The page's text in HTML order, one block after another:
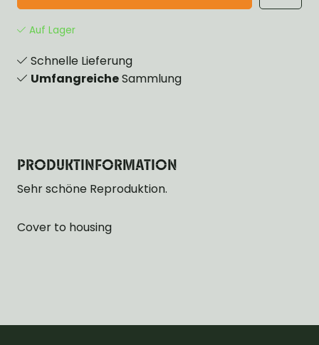
Auf Lager
Schnelle Lieferung
UmfangreicheSammlung
PRODUKTINFORMATION
Sehr schöne Reproduktion.
Cover to housing